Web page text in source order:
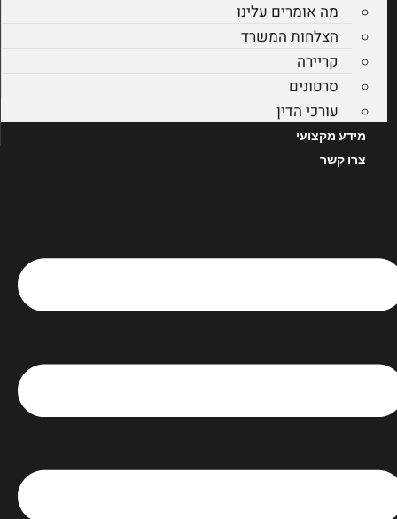
מה אומרים עלינו
הצלחות המשרד
קריירה
סרטונים
עורכי הדין
מידע מקצועי
צרו קשר